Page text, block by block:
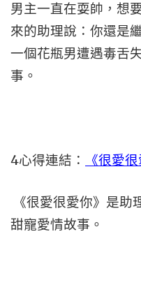
男主一直在耍帥，想
來的助理說：你還是
一個花瓶男遭遇毒舌
事。
4心得連結： 《很愛
《很愛很愛你》是助
甜寵愛情故事。